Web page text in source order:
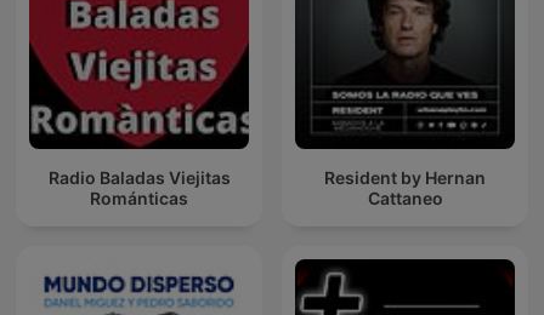
Radio Baladas Viejitas
Románticas
Resident by Hernan
Cattaneo